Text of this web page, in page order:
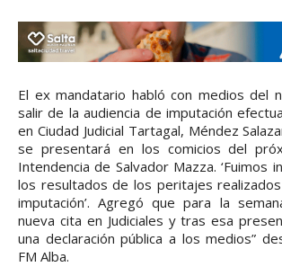
El ex mandatario habló con medios del
salir de la audiencia de imputación
en Ciudad Judicial Tartagal, Méndez
se presentará en los comicios del
Intendencia de Salvador Mazza. ‘Fuimos
los resultados de los peritajes
imputación’. Agregó que para la
nueva cita en Judiciales y tras esa
una declaración pública a los medios”
FM Alba.